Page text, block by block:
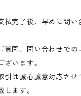
払完了後、早めに問い
質問、問い合わせで
ざいます。
引は誠心誠意対応さ
します。